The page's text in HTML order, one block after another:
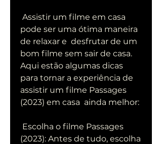
pode ser uma ótima maneira
de relaxar e  desfrutar de um
bom filme sem sair de casa.
Aqui estão algumas dicas
para tornar a experiência de
assistir um filme Passages
(2023) em casa  ainda melhor:
(2023): Antes de tudo, escolha